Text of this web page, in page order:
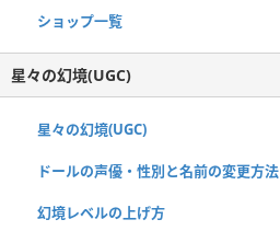
ショップ一覧
星々の幻境(UGC)
星々の幻境(UGC)
ドールの声優・性別と名前の変更方法
幻境レベルの上げ方